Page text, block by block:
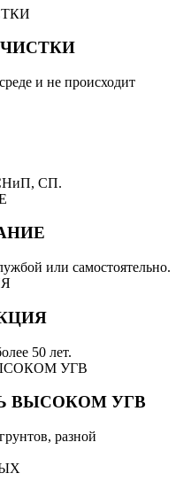
и не происходит
СП.
или самостоятельно.
50 лет.
ВЫСОКОМ УГВ
разной